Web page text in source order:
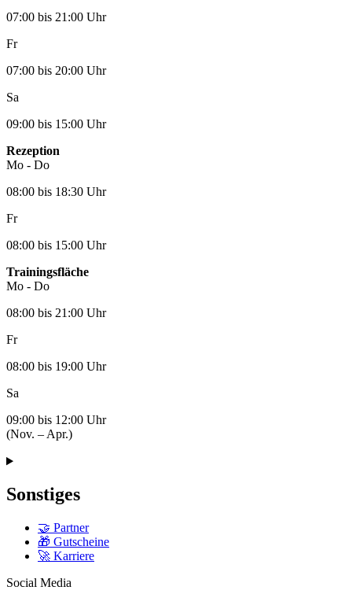
07:00 bis 21:00 Uhr
Fr
07:00 bis 20:00 Uhr
Sa
09:00 bis 15:00 Uhr
Rezeption
Mo - Do
08:00 bis 18:30 Uhr
Fr
08:00 bis 15:00 Uhr
Trainingsfläche
Mo - Do
08:00 bis 21:00 Uhr
Fr
08:00 bis 19:00 Uhr
Sa
09:00 bis 12:00 Uhr
(Nov. – Apr.)
Sonstiges
🤝 Partner
🎁 Gutscheine
🚀 Karriere
Social Media